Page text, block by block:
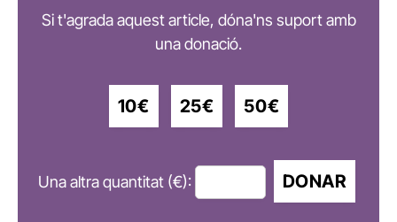
Si t'agrada aquest article, dóna'ns suport amb
una donació.
10€ 25€ 50€
Una altra quantitat (€): DONAR